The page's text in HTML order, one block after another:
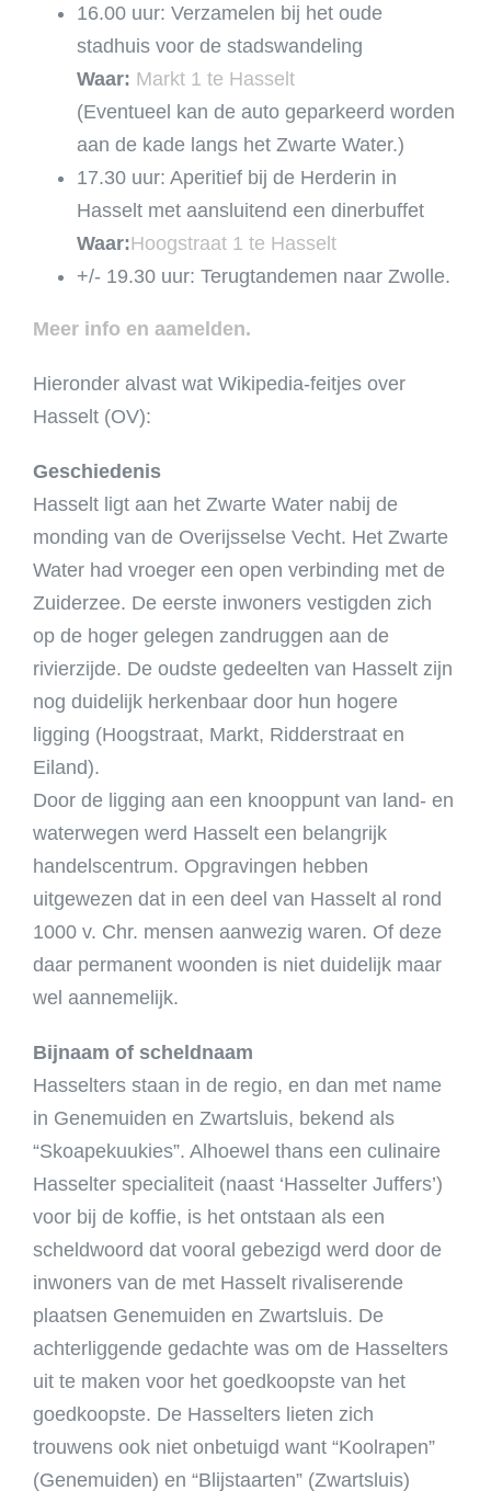
16.00 uur: Verzamelen bij het oude
stadhuis voor de stadswandeling
Waar: Markt 1 te Hasselt
(Eventueel kan de auto geparkeerd worden
aan de kade langs het Zwarte Water.)
17.30 uur: Aperitief bij de Herderin in
Hasselt met aansluitend een dinerbuffet
Waar:Hoogstraat 1 te Hasselt
+/- 19.30 uur: Terugtandemen naar Zwolle.
Meer info en aamelden.
Hieronder alvast wat Wikipedia-feitjes over
Hasselt (OV):
Geschiedenis
Hasselt ligt aan het Zwarte Water nabij de
monding van de Overijsselse Vecht. Het Zwarte
Water had vroeger een open verbinding met de
Zuiderzee. De eerste inwoners vestigden zich
op de hoger gelegen zandruggen aan de
rivierzijde. De oudste gedeelten van Hasselt zijn
nog duidelijk herkenbaar door hun hogere
ligging (Hoogstraat, Markt, Ridderstraat en
Eiland).
Door de ligging aan een knooppunt van land- en
waterwegen werd Hasselt een belangrijk
handelscentrum. Opgravingen hebben
uitgewezen dat in een deel van Hasselt al rond
1000 v. Chr. mensen aanwezig waren. Of deze
daar permanent woonden is niet duidelijk maar
wel aannemelijk.
Bijnaam of scheldnaam
Hasselters staan in de regio, en dan met name
in Genemuiden en Zwartsluis, bekend als
“Skoapekuukies”. Alhoewel thans een culinaire
Hasselter specialiteit (naast ‘Hasselter Juffers’)
voor bij de koffie, is het ontstaan als een
scheldwoord dat vooral gebezigd werd door de
inwoners van de met Hasselt rivaliserende
plaatsen Genemuiden en Zwartsluis. De
achterliggende gedachte was om de Hasselters
uit te maken voor het goedkoopste van het
goedkoopste. De Hasselters lieten zich
trouwens ook niet onbetuigd want “Koolrapen”
(Genemuiden) en “Blijstaarten” (Zwartsluis)